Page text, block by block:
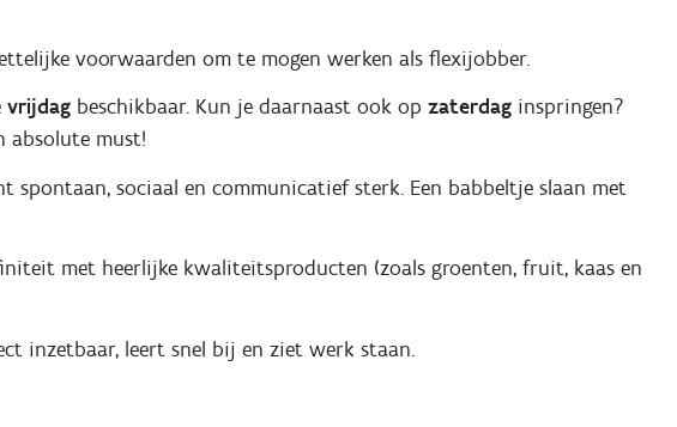
voorwaarden om te mogen werken als flexijobber.
vrijdagbeschikbaar. Kun je daarnaast ook op zaterdaginspringen?
absolute must!
spontaan, sociaal en communicatief sterk. Een babbeltje slaan met
met heerlijke kwaliteitsproducten (zoals groenten, fruit, kaas en
inzetbaar, leert snel bij en ziet werk staan.